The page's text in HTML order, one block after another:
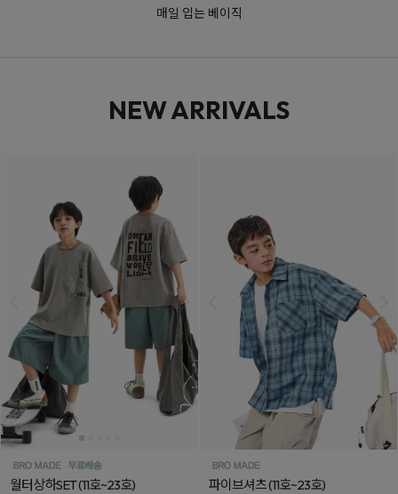
매일 입는 베이직
NEW ARRIVALS
월터상하SET(11호~23호) 파이브셔츠(11호~23호)